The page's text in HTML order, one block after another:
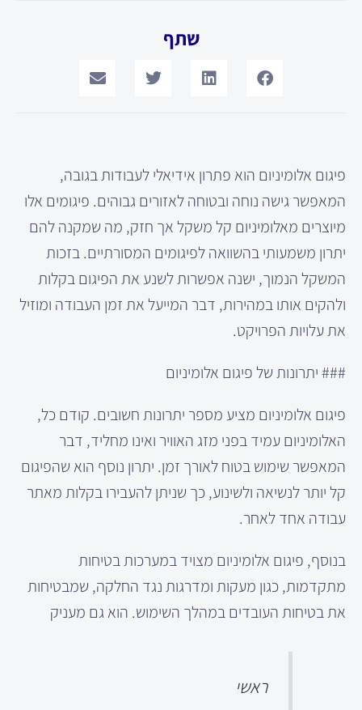
שתף
פיגום אלומיניום הוא פתרון אידיאלי לעבודות בגובה,
המאפשר גישה נוחה ובטוחה לאזורים גבוהים. פיגומים אלו
מיוצרים מאלומיניום קל משקל אך חזק, מה שמקנה להם
יתרון משמעותי בהשוואה לפיגומים המסורתיים. בזכות
המשקל הנמוך, ישנה אפשרות לשנע את הפיגום בקלות
ולהקים אותו במהירות, דבר המייעל את זמן העבודה ומוזיל
את עלויות הפרויקט.
### יתרונות של פיגום אלומיניום
פיגום אלומיניום מציע מספר יתרונות חשובים. קודם כל,
האלומיניום עמיד בפני מזג האוויר ואינו מחליד, דבר
המאפשר שימוש בטוח לאורך זמן. יתרון נוסף הוא שהפיגום
קל יותר לנשיאה ולשינוע, כך שניתן להעבירו בקלות מאתר
עבודה אחד לאחר.
בנוסף, פיגום אלומיניום מצויד במערכות בטיחות
מתקדמות, כגון מעקות ומדרגות נגד החלקה, שמבטיחות
את בטיחות העובדים במהלך השימוש. הוא גם מעניק
ראשי